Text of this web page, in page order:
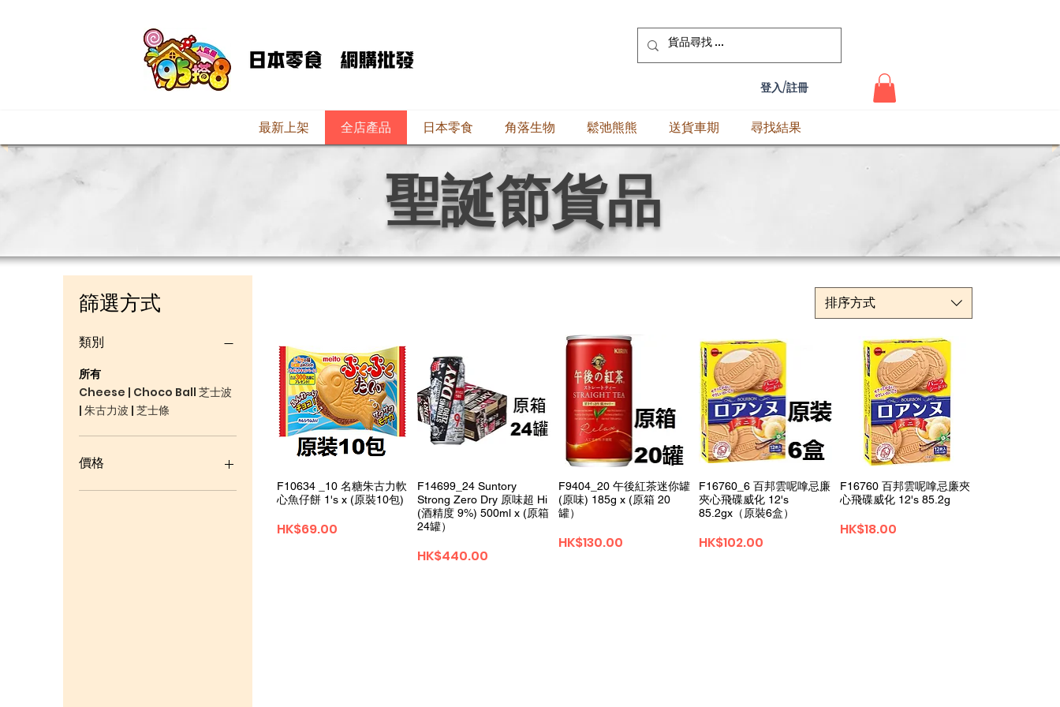
登入/註冊
最新上架 全店產品 日本零食 角落生物 鬆弛熊熊 送貨車期 尋找結果
聖誕節貨品
篩選方式
類別
所有
Cheese | Choco Ball 芝士波
| 朱古力波 | 芝士條
價格
排序方式
F10634 _10 名糖朱古力軟
心魚仔餅 1's x (原裝10包)
價格
HK$69.00
F14699_24 Suntory
Strong Zero Dry 原味超 Hi
(酒精度 9%) 500ml x (原箱
24罐）
價格
HK$440.00
F9404_20 午後紅茶迷你罐
(原味) 185g x (原箱 20
罐）
價格
HK$130.00
F16760_6 百邦雲呢嗱忌廉
夾心飛碟威化 12's
85.2gx（原裝6盒）
價格
HK$102.00
F16760 百邦雲呢嗱忌廉夾
心飛碟威化 12's 85.2g
價格
HK$18.00